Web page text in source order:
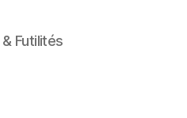
Futilités